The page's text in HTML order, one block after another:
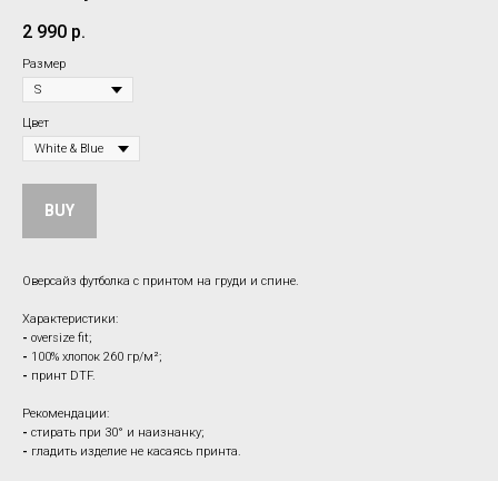
2 990 р.
Размер
Цвет
BUY
Оверсайз футболка с принтом на груди и спине.
Характеристики:
- oversize fit;
- 100% хлопок 260 гр/м²;
- принт DTF.
Рекомендации:
- стирать при 30° и наизнанку;
- гладить изделие не касаясь принта.